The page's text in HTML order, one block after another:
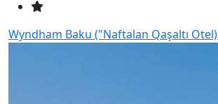
Wyndham Baku ("Naftalan Qaşaltı Otel)